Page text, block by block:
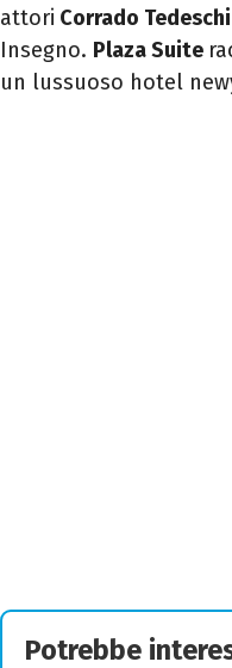
attori Corrado
Insegno. Plaza Suite
un lussuoso hotel
Potrebbe